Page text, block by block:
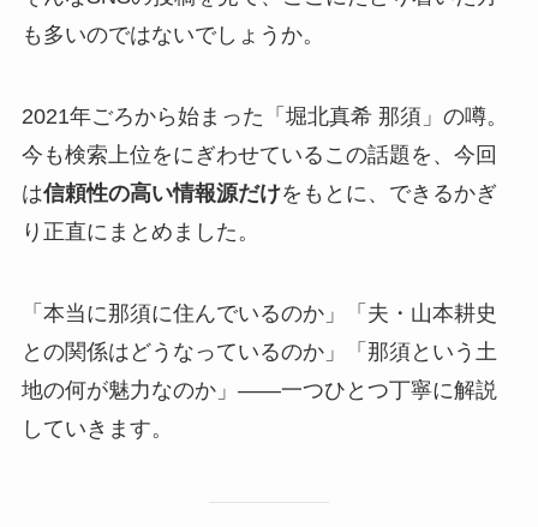
も多いのではないでしょうか。
2021年ごろから始まった「堀北真希 那須」の噂。
今も検索上位をにぎわせているこの話題を、今回
は信頼性の高い情報源だけをもとに、できるかぎ
り正直にまとめました。
「本当に那須に住んでいるのか」「夫・山本耕史
との関係はどうなっているのか」「那須という土
地の何が魅力なのか」——一つひとつ丁寧に解説
していきます。